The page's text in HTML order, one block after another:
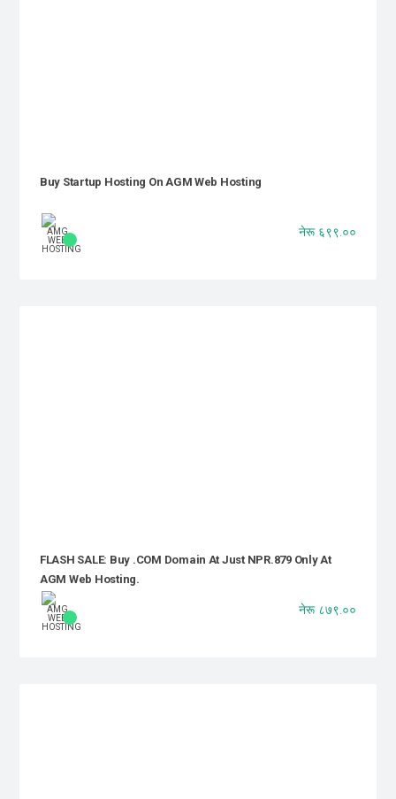
Buy Startup Hosting On AGM Web Hosting
नेरू ६९९.००
FLASH SALE: Buy .COM Domain At Just NPR.879 Only At
AGM Web Hosting.
नेरू ८७९.००